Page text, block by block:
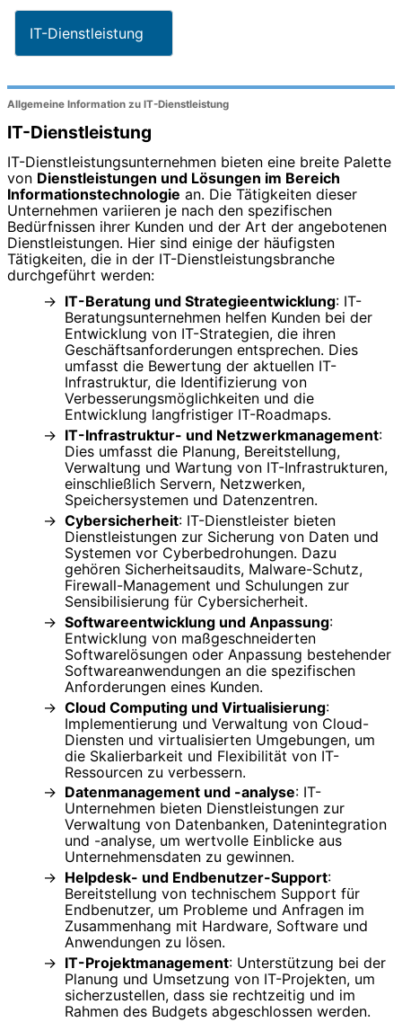
IT-Dienstleistung
Allgemeine Information zu IT-Dienstleistung
IT-Dienstleistung
IT-Dienstleistungsunternehmen bieten eine breite Palette
von Dienstleistungen und Lösungen im Bereich
Informationstechnologie an. Die Tätigkeiten dieser
Unternehmen variieren je nach den spezifischen
Bedürfnissen ihrer Kunden und der Art der angebotenen
Dienstleistungen. Hier sind einige der häufigsten
Tätigkeiten, die in der IT-Dienstleistungsbranche
durchgeführt werden:
IT-Beratung und Strategieentwicklung: IT-
Beratungsunternehmen helfen Kunden bei der
Entwicklung von IT-Strategien, die ihren
Geschäftsanforderungen entsprechen. Dies
umfasst die Bewertung der aktuellen IT-
Infrastruktur, die Identifizierung von
Verbesserungsmöglichkeiten und die
Entwicklung langfristiger IT-Roadmaps.
IT-Infrastruktur- und Netzwerkmanagement:
Dies umfasst die Planung, Bereitstellung,
Verwaltung und Wartung von IT-Infrastrukturen,
einschließlich Servern, Netzwerken,
Speichersystemen und Datenzentren.
Cybersicherheit: IT-Dienstleister bieten
Dienstleistungen zur Sicherung von Daten und
Systemen vor Cyberbedrohungen. Dazu
gehören Sicherheitsaudits, Malware-Schutz,
Firewall-Management und Schulungen zur
Sensibilisierung für Cybersicherheit.
Softwareentwicklung und Anpassung:
Entwicklung von maßgeschneiderten
Softwarelösungen oder Anpassung bestehender
Softwareanwendungen an die spezifischen
Anforderungen eines Kunden.
Cloud Computing und Virtualisierung:
Implementierung und Verwaltung von Cloud-
Diensten und virtualisierten Umgebungen, um
die Skalierbarkeit und Flexibilität von IT-
Ressourcen zu verbessern.
Datenmanagement und -analyse: IT-
Unternehmen bieten Dienstleistungen zur
Verwaltung von Datenbanken, Datenintegration
und -analyse, um wertvolle Einblicke aus
Unternehmensdaten zu gewinnen.
Helpdesk- und Endbenutzer-Support:
Bereitstellung von technischem Support für
Endbenutzer, um Probleme und Anfragen im
Zusammenhang mit Hardware, Software und
Anwendungen zu lösen.
IT-Projektmanagement: Unterstützung bei der
Planung und Umsetzung von IT-Projekten, um
sicherzustellen, dass sie rechtzeitig und im
Rahmen des Budgets abgeschlossen werden.